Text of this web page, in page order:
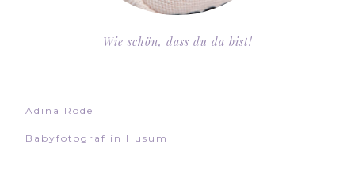
Wie schön, dass du da bist!
Adina Rode
Babyfotograf in Husum